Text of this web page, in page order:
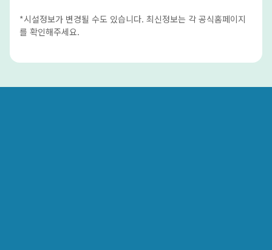
*시설정보가 변경될 수도 있습니다. 최신정보는 각 공식홈페이지
를 확인해주세요.